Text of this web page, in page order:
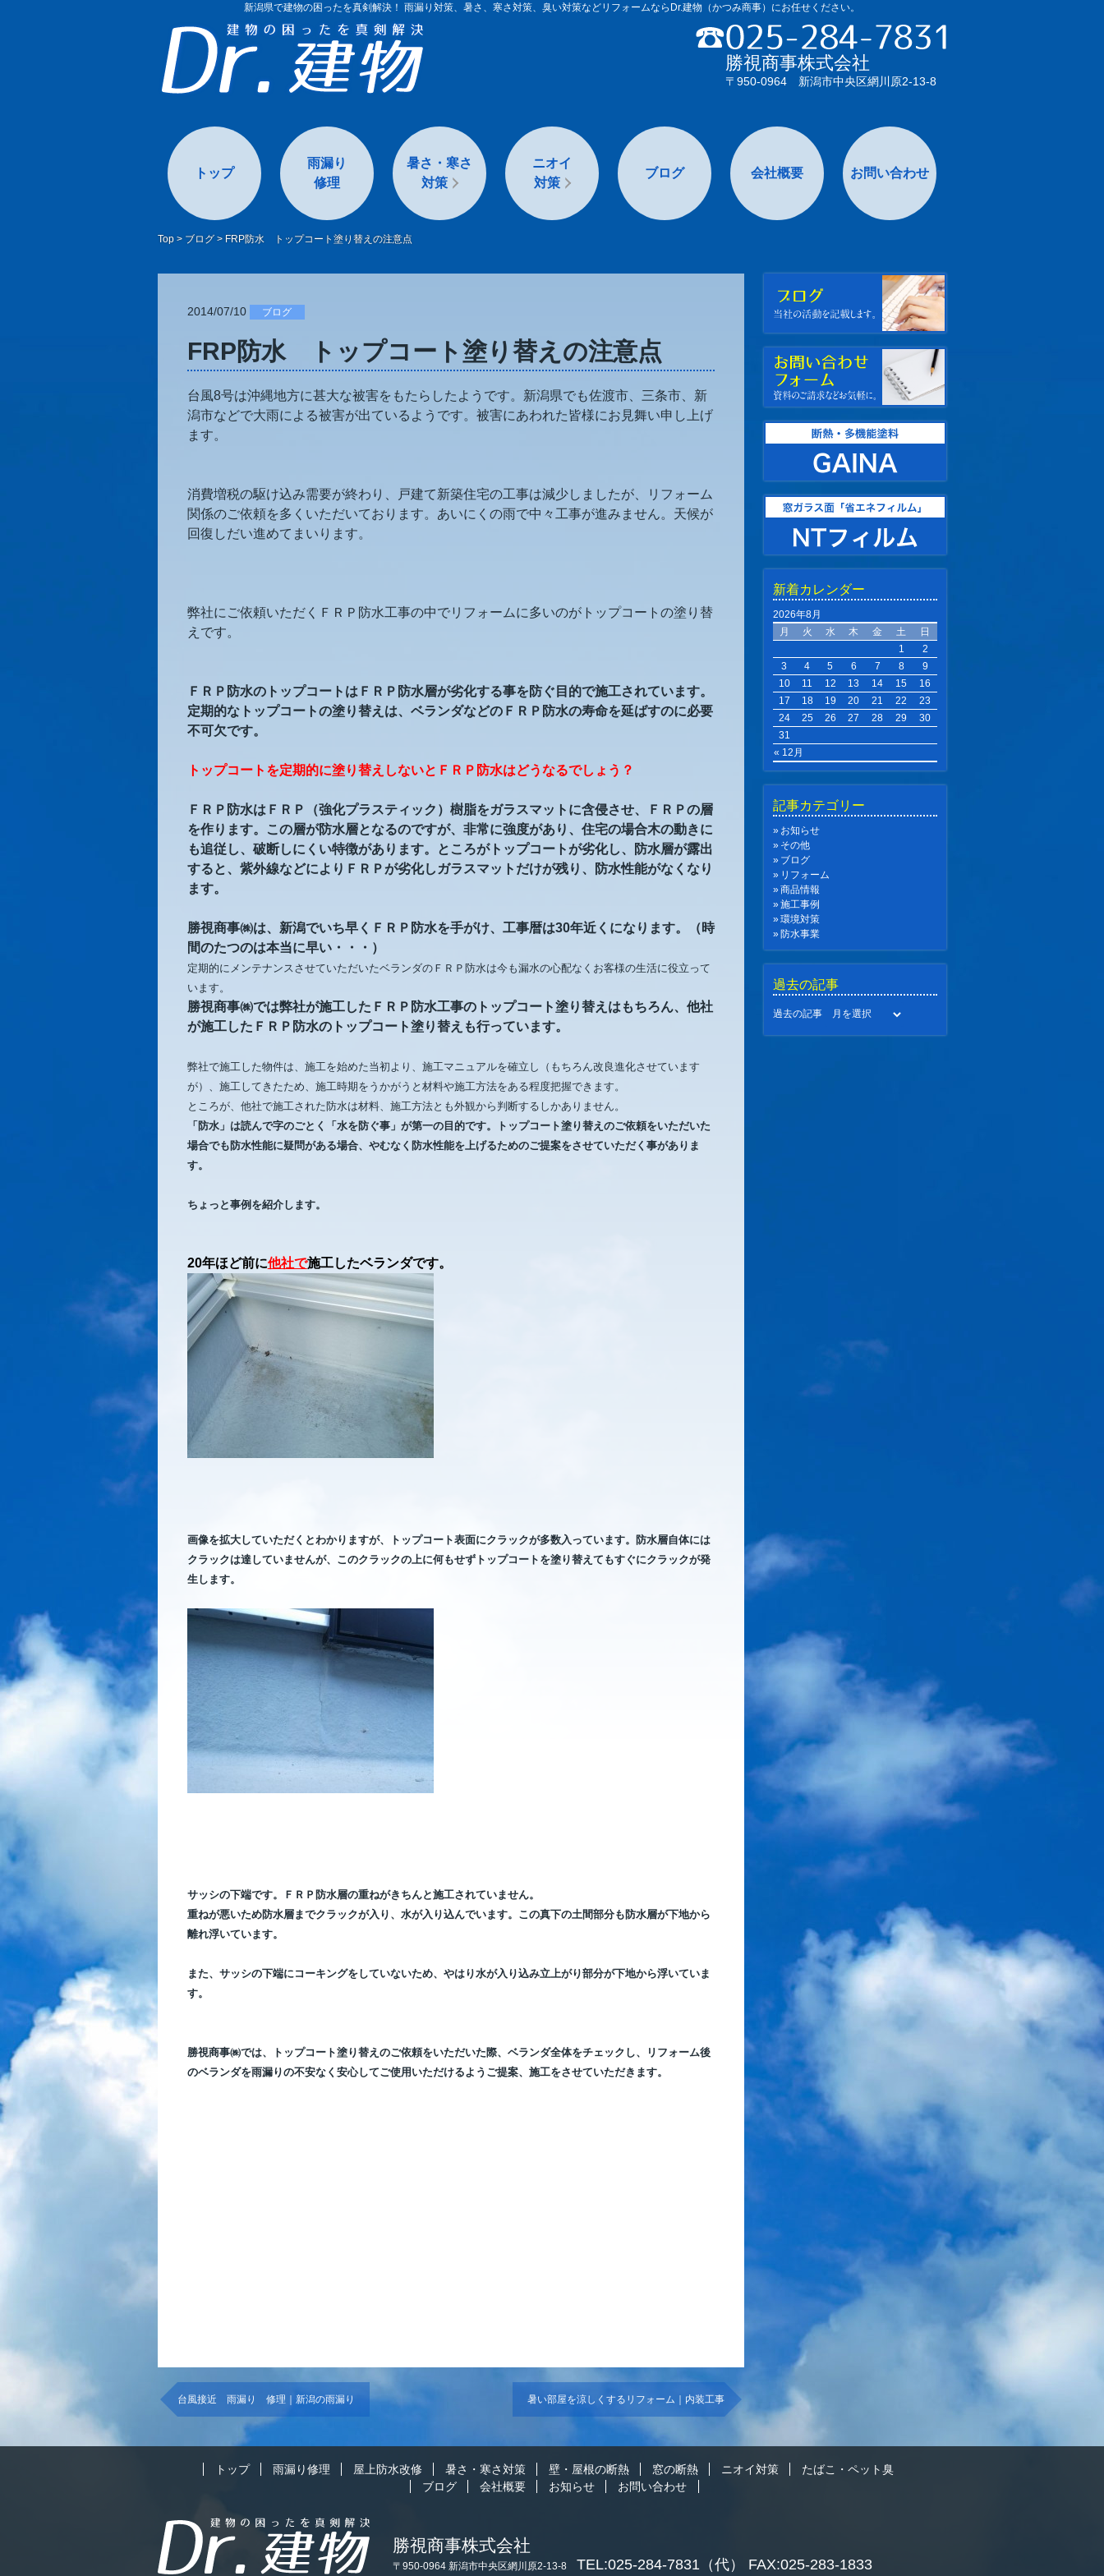
新潟県で建物の困ったを真剣解決！ 雨漏り対策、暑さ、寒さ対策、臭い対策などリフォームならDr.建物（かつみ商事）にお任せください。
勝視商事株式会社
〒950-0964 新潟市中央区網川原2-13-8
トップ
雨漏り
修理
暑さ・寒さ
対策
壁・屋根の
ニオイ
対策
ブログ 会社概要 お問い合わせ
Top > ブログ > FRP防水 トップコート塗り替えの注意点
2014/07/10 ブログ
FRP防水 トップコート塗り替えの注意点
台風8号は沖縄地方に甚大な被害をもたらしたようです。新潟県でも佐渡市、三条市、新
潟市などで大雨による被害が出ているようです。被害にあわれた皆様にお見舞い申し上げ
ます。
消費増税の駆け込み需要が終わり、戸建て新築住宅の工事は減少しましたが、リフォーム
関係のご依頼を多くいただいております。あいにくの雨で中々工事が進みません。天候が
回復しだい進めてまいります。
弊社にご依頼いただくＦＲＰ防水工事の中でリフォームに多いのがトップコートの塗り替
えです。
ＦＲＰ防水のトップコートはＦＲＰ防水層が劣化する事を防ぐ目的で施工されています。
定期的なトップコートの塗り替えは、ベランダなどのＦＲＰ防水の寿命を延ばすのに必要
不可欠です。
トップコートを定期的に塗り替えしないとＦＲＰ防水はどうなるでしょう？
ＦＲＰ防水はＦＲＰ（強化プラスティック）樹脂をガラスマットに含侵させ、ＦＲＰの層
を作ります。この層が防水層となるのですが、非常に強度があり、住宅の場合木の動きに
も追従し、破断しにくい特徴があります。ところがトップコートが劣化し、防水層が露出
すると、紫外線などによりＦＲＰが劣化しガラスマットだけが残り、防水性能がなくなり
ます。
勝視商事㈱は、新潟でいち早くＦＲＰ防水を手がけ、工事暦は30年近くになります。（時
間のたつのは本当に早い・・・）
定期的にメンテナンスさせていただいたベランダのＦＲＰ防水は今も漏水の心配なくお客様の生活に役立って
います。
勝視商事㈱では弊社が施工したＦＲＰ防水工事のトップコート塗り替えはもちろん、他社
が施工したＦＲＰ防水のトップコート塗り替えも行っています。
弊社で施工した物件は、施工を始めた当初より、施工マニュアルを確立し（もちろん改良進化させています
が）、施工してきたため、施工時期をうかがうと材料や施工方法をある程度把握できます。
ところが、他社で施工された防水は材料、施工方法とも外観から判断するしかありません。
「防水」は読んで字のごとく「水を防ぐ事」が第一の目的です。トップコート塗り替えのご依頼をいただいた
場合でも防水性能に疑問がある場合、やむなく防水性能を上げるためのご提案をさせていただく事がありま
す。
ちょっと事例を紹介します。
20年ほど前に他社で施工したベランダです。
画像を拡大していただくとわかりますが、トップコート表面にクラックが多数入っています。防水層自体には
クラックは達していませんが、このクラックの上に何もせずトップコートを塗り替えてもすぐにクラックが発
生します。
サッシの下端です。ＦＲＰ防水層の重ねがきちんと施工されていません。
重ねが悪いため防水層までクラックが入り、水が入り込んでいます。この真下の土間部分も防水層が下地から
離れ浮いています。
また、サッシの下端にコーキングをしていないため、やはり水が入り込み立上がり部分が下地から浮いていま
す。
勝視商事㈱では、トップコート塗り替えのご依頼をいただいた際、ベランダ全体をチェックし、リフォーム後
のベランダを雨漏りの不安なく安心してご使用いただけるようご提案、施工をさせていただきます。
台風接近 雨漏り 修理｜新潟の雨漏り 暑い部屋を涼しくするリフォーム｜内装工事
新着カレンダー
2026年8月
月
火 水 木 金 土 日
« 12月
1
2
3
4 5 6 7 8
9
10
11 12 13 14 15
16
17
18 19 20 21 22
23
24
25 26 27 28 29
30
31
記事カテゴリー
お知らせ
その他
ブログ
リフォーム
商品情報
施工事例
環境対策
防水事業
過去の記事
過去の記事
トップ 雨漏り修理 屋上防水改修 暑さ・寒さ対策 壁・屋根の断熱 窓の断熱 ニオイ対策
たばこ・ペット臭
ブログ
会社概要 お知らせ お問い合わせ
勝視商事株式会社
〒950-0964 新潟市中央区網川原2-13-8 TEL:025-284-7831（代） FAX:025-283-1833